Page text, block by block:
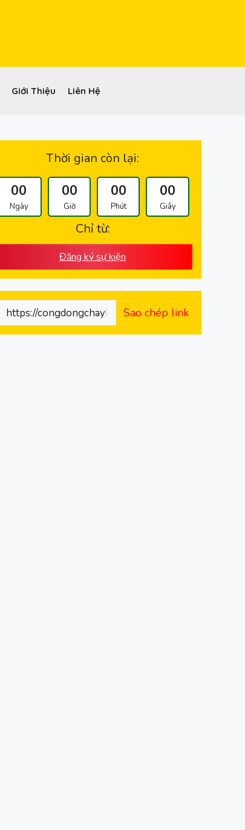
Giới Thiệu Liên Hệ
Thời gian còn lại:
00
Ngày
00
Giờ
00
Phút
00
Giây
Chỉ từ:
Đăng ký sự kiện
Sao chép link